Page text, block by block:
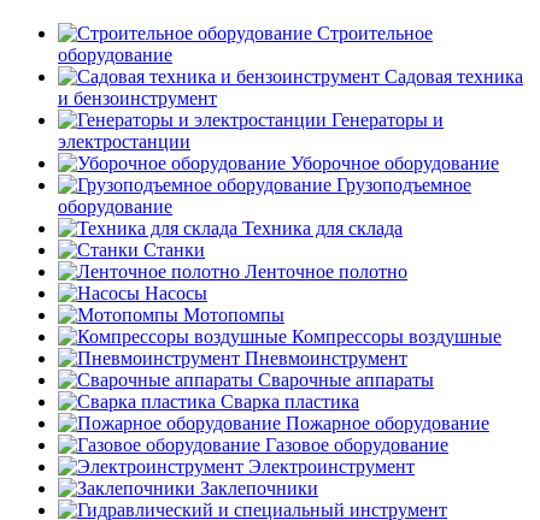
Строительное
оборудование
Садовая техника
и бензоинструмент
Генераторы и
электростанции
Уборочное оборудование
Грузоподъемное
оборудование
Техника для склада
Станки
Ленточное полотно
Насосы
Мотопомпы
Компрессоры воздушные
Пневмоинструмент
Сварочные аппараты
Сварка пластика
Пожарное оборудование
Газовое оборудование
Электроинструмент
Заклепочники